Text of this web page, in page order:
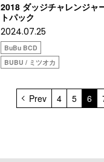
2018 ダッジチャレンジャ
トパック
2024.07.25
BuBu BCD
BUBU / ミツオカ
Prev 4 5 6